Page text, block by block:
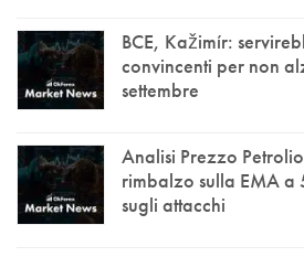
BCE, Kažimír:
convincenti per non
settembre
Analisi Prezzo
rimbalzo sulla EMA
sugli attacchi